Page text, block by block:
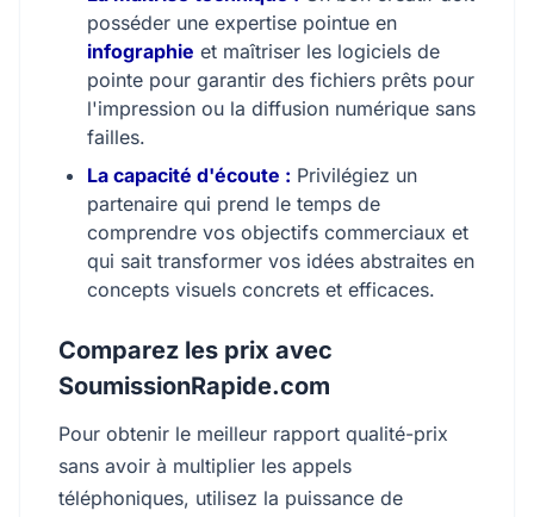
posséder une expertise pointue en
infographie et maîtriser les logiciels de
pointe pour garantir des fichiers prêts pour
l'impression ou la diffusion numérique sans
failles.
La capacité d'écoute : Privilégiez un
partenaire qui prend le temps de
comprendre vos objectifs commerciaux et
qui sait transformer vos idées abstraites en
concepts visuels concrets et efficaces.
Comparez les prix avec
SoumissionRapide.com
Pour obtenir le meilleur rapport qualité-prix
sans avoir à multiplier les appels
téléphoniques, utilisez la puissance de